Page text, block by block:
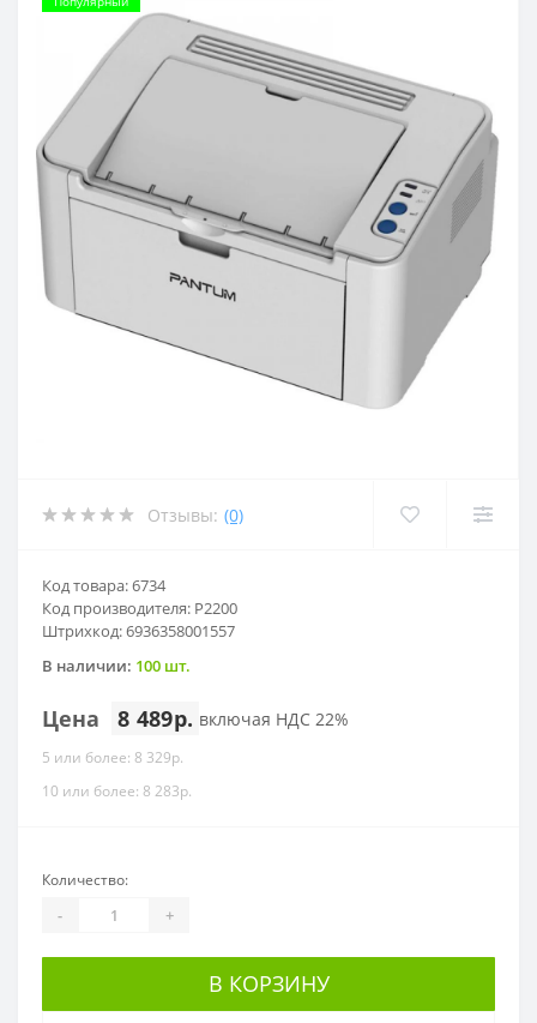
Отзывы: (0)
Код товара: 6734
Код производителя: P2200
Штрихкод: 6936358001557
В наличии: 100 шт.
Цена 8 489р. включая НДС 22%
5 или более: 8 329р.
10 или более: 8 283р.
Количество:
- +
В КОРЗИНУ